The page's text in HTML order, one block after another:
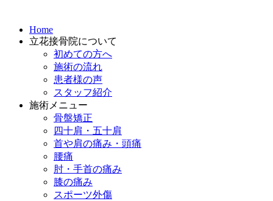
Home
立花接骨院について
初めての方へ
施術の流れ
患者様の声
スタッフ紹介
施術メニュー
骨盤矯正
四十肩・五十肩
首や肩の痛み・頭痛
腰痛
肘・手首の痛み
膝の痛み
スポーツ外傷